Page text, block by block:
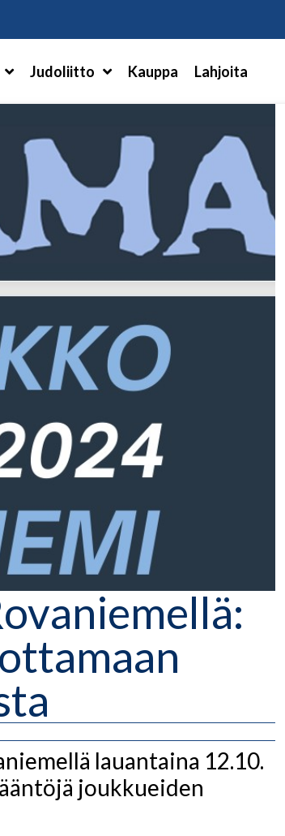
Judoliitto Kauppa Lahjoita
lauantaina 12.10.
joukkueiden